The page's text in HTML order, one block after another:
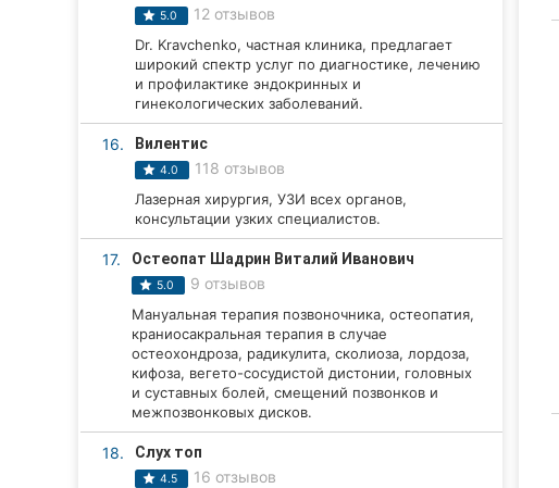
5.0 12 отзывов
Dr. Kravchenko, частная клиника, предлагает
широкий спектр услуг по диагностике, лечению
и профилактике эндокринных и
гинекологических заболеваний.
16. Вилентис
4.0 118 отзывов
Лазерная хирургия, УЗИ всех органов,
консультации узких специалистов.
17. Остеопат Шадрин Виталий Иванович
5.0 9 отзывов
Мануальная терапия позвоночника, остеопатия,
краниосакральная терапия в случае
остеохондроза, радикулита, сколиоза, лордоза,
кифоза, вегето-сосудистой дистонии, головных
и суставных болей, смещений позвонков и
межпозвонковых дисков.
18. Слух топ
4.5 16 отзывов